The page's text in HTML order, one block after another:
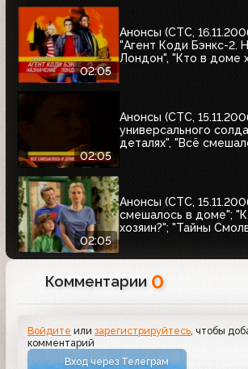
02:05
Анонсы (СТС,
"Агент Коди Бэнкс-2.
Лондон", "Кто в доме
02:05
Анонсы (СТС,
универсального
деталях", "Всё
02:05
Анонсы (СТС,
смешалось в доме";
хозяин?"; "Тайны
Комментарии 0
Войдите илизарегистрируйтесь, чтобы
комментарий
Вход через Телеграм